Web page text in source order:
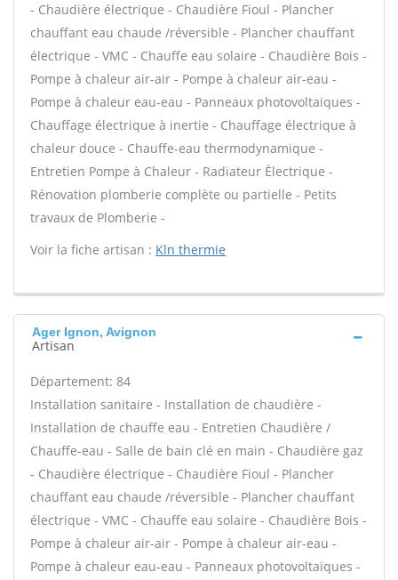
- Chaudière électrique - Chaudière Fioul - Plancher
chauffant eau chaude /réversible - Plancher chauffant
électrique - VMC - Chauffe eau solaire - Chaudière Bois -
Pompe à chaleur air-air - Pompe à chaleur air-eau -
Pompe à chaleur eau-eau - Panneaux photovoltaïques -
Chauffage électrique à inertie - Chauffage électrique à
chaleur douce - Chauffe-eau thermodynamique -
Entretien Pompe à Chaleur - Radiateur Électrique -
Rénovation plomberie complète ou partielle - Petits
travaux de Plomberie -
Voir la fiche artisan : Kln thermie
Ager Ignon, Avignon
Artisan
Département: 84
Installation sanitaire - Installation de chaudière -
Installation de chauffe eau - Entretien Chaudière /
Chauffe-eau - Salle de bain clé en main - Chaudière gaz
- Chaudière électrique - Chaudière Fioul - Plancher
chauffant eau chaude /réversible - Plancher chauffant
électrique - VMC - Chauffe eau solaire - Chaudière Bois -
Pompe à chaleur air-air - Pompe à chaleur air-eau -
Pompe à chaleur eau-eau - Panneaux photovoltaïques -